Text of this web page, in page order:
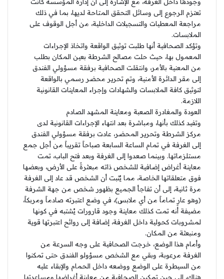
تعتزم الرجوع إلى وسائل التحقق المتاحة لديها، بما في ذلك
مراجعة المعطيات والتسجيلات الداخلية، من أجل الوقوف على
الملابسات.
وتؤكد الصحافية أنها طلبت توثيق الواقعة واتخاذ الإجراءات
المعمول بها، حيث حلت مصالح الشرطة بعين المكان بطلب
من المعنية بالأمر، وانتقلت الصحافية برفقة مسؤولي الفندق
إلى مقر الدائرة الأمنية، وتم تحرير محضر رسمي بالواقعة
لتوثيق كافة الملابسات والشهادات وإجراء المعاينات القانونية
اللازمة.
العودة والمغادرة الصعبة ومعاينة المشهد الصادم
وتفيد كذلك بأنها، ومباشرة بعد انتهاء الإجراءات القانونية لدى
مركز الشرطة وتحرير المحضر، عادت برفقة مسؤولي الفندق
إلى الغرفة في تمام الساعة السابعة صباحاً تقريباً من أجل جمع
مستلزماتها. وبينما صعدوا إلى الغرفة وبعد فتح الباب، تمت
معاينة أغراض إضافية للشخص ذاته مبعثرةً على الأرض، وبعضها
فوق متعلقاتها الخاصة، مما يُثبت أن الشخص قد عاد إلى الغرفة
مرة ثانية، إلى أن تفاجأ الجميع بظهور شخص من جهة الشرفة
(وهو عارٍ تماماً من أي ملابس)، في وضع اعتبرته صادماً ومربكاً،
مضيفة أنه تمت كذلك معاينة وجود قارورات يُشتبه في كونها
لمشروبات كحولية داخل الغرفة، إضافة إلى روائح اعتبرتها قوية
ومنبعثة من المكان.
وأمام هذا الوضع، خرجت الصحافية على وجه السرعة من
الغرفة مرعوبة، وبقي مع الشخص مسؤولو الفندق حتى تمكنوا
من السيطرة على الوضع ووضعه داخل الحمام والإبقاء عليه
هناك، إلى حين تمكين الصحافية من معاينة أغراضها ومساعدتها